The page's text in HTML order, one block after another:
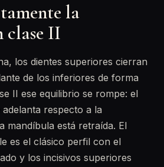
la
clase II
los dientes superiores cierran
de los inferiores de forma
II ese equilibrio se rompe: el
respecto a la
mandíbula está retraída. El
es el clásico perfil con el
y los incisivos superiores